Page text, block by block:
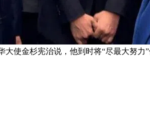
使金杉宪治说，他到时将“尽最大努